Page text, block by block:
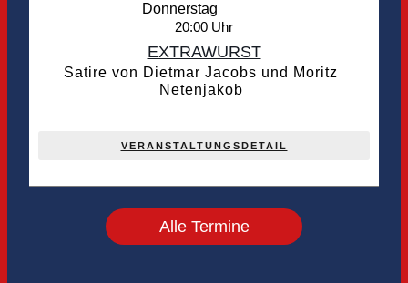
Donnerstag
20:00
EXTRAWURST
Satire von Dietmar Jacobs und Moritz
Netenjakob
VERANSTALTUNGSDETAIL
Alle Termine